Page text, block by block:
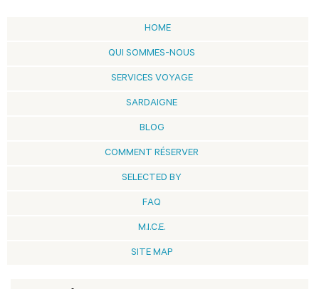
HOME
QUI SOMMES-NOUS
SERVICES VOYAGE
SARDAIGNE
BLOG
COMMENT RÉSERVER
SELECTED BY
FAQ
M.I.C.E.
SITE MAP